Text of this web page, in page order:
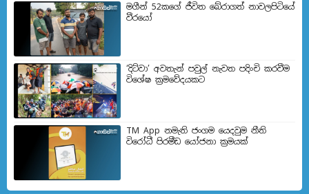
මගීන් 52කගේ ජීවිත බේරා­ගත් නාව­ල­පි­ටියේ
වීරයෝ
‘දිට්වා’ අවතැන් පවුල් නැවත පදිංචි කරවීම
විශේෂ ක්‍රමවේදයකට
TM App නමැති ජංගම යෙදවුම නීති
විරෝධී පිරමීඩ යෝජනා ක්‍රමයක්